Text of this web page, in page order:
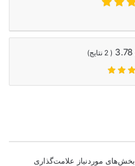
3.78
(
2 نتایج)
بخش‌های موردنیاز علامت‌گذاری